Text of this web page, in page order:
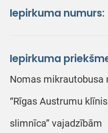
Iepirkuma numurs:
Iepirkuma
Nomas mikrautobusa
“Rīgas Austrumu
slimnīca” vajadzībām